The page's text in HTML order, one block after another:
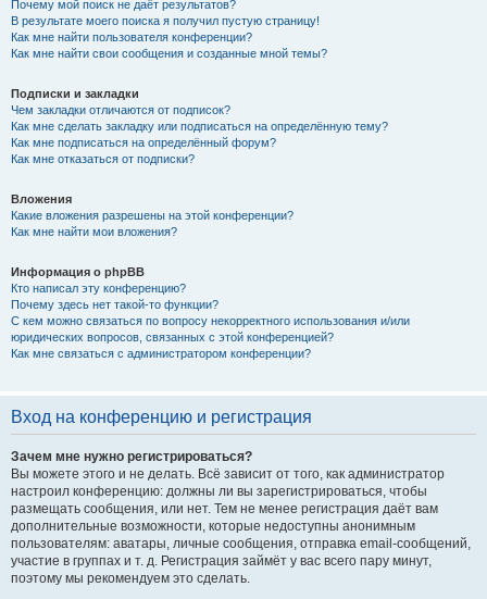
Почему мой поиск не даёт результатов?
В результате моего поиска я получил пустую страницу!
Как мне найти пользователя конференции?
Как мне найти свои сообщения и созданные мной темы?
Подписки и закладки
Чем закладки отличаются от подписок?
Как мне сделать закладку или подписаться на определённую тему?
Как мне подписаться на определённый форум?
Как мне отказаться от подписки?
Вложения
Какие вложения разрешены на этой конференции?
Как мне найти мои вложения?
Информация о phpBB
Кто написал эту конференцию?
Почему здесь нет такой-то функции?
С кем можно связаться по вопросу некорректного использования и/или
юридических вопросов, связанных с этой конференцией?
Как мне связаться с администратором конференции?
Вход на конференцию и регистрация
Зачем мне нужно регистрироваться?
Вы можете этого и не делать. Всё зависит от того, как администратор
настроил конференцию: должны ли вы зарегистрироваться, чтобы
размещать сообщения, или нет. Тем не менее регистрация даёт вам
дополнительные возможности, которые недоступны анонимным
пользователям: аватары, личные сообщения, отправка email-сообщений,
участие в группах и т. д. Регистрация займёт у вас всего пару минут,
поэтому мы рекомендуем это сделать.